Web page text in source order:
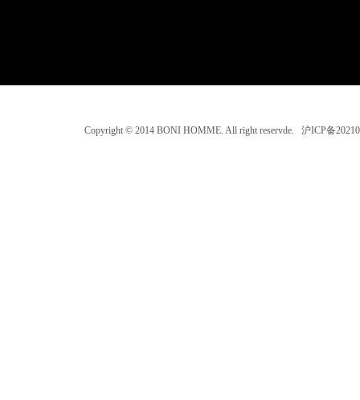
Copyright © 2014 BONI HOMME. All right reservde. 沪ICP备